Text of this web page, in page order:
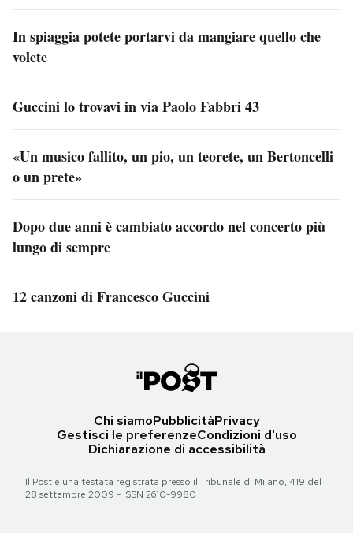
In spiaggia potete portarvi da mangiare quello che
volete
Guccini lo trovavi in via Paolo Fabbri 43
«Un musico fallito, un pio, un teorete, un Bertoncelli
o un prete»
Dopo due anni è cambiato accordo nel concerto più
lungo di sempre
12 canzoni di Francesco Guccini
Chi siamoPubblicitàPrivacy
Gestisci le preferenzeCondizioni d'uso
Dichiarazione di accessibilità
Il Post è una testata registrata presso il Tribunale di Milano, 419 del
28 settembre 2009 - ISSN 2610-9980